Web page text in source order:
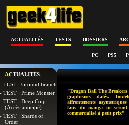
ACTUALITÉS TESTS DOSSIERS
PC PS5
ACTUALITÉS
- TEST : Ground Branch
- TEST : Prime Monster
- TEST : Deep Corp
(Accès anticipé)
- TEST : Shards of
Order
"Dragon Ball The Breakers
graphismes datés.
affrontements
fans du manga ne
commercialisé à petit prix"